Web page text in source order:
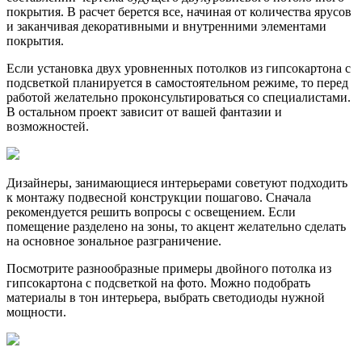
покрытия. В расчет берется все, начиная от количества ярусов
и заканчивая декоративными и внутренними элементами
покрытия.
Если установка двух уровненных потолков из гипсокартона с
подсветкой планируется в самостоятельном режиме, то перед
работой желательно проконсультироваться со специалистами.
В остальном проект зависит от вашей фантазии и
возможностей.
Дизайнеры, занимающиеся интерьерами советуют подходить
к монтажу подвесной конструкции пошагово. Сначала
рекомендуется решить вопросы с освещением. Если
помещение разделено на зоны, то акцент желательно сделать
на основное зональное разграничение.
Посмотрите разнообразные примеры двойного потолка из
гипсокартона с подсветкой на фото. Можно подобрать
материалы в тон интерьера, выбрать светодиоды нужной
мощности.